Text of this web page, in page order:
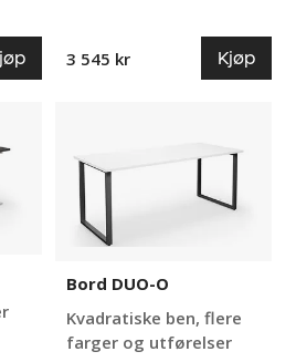
3 545 kr Kjøp
Bord DUO-O
Kvadratiske ben, flere
farger og utførelser